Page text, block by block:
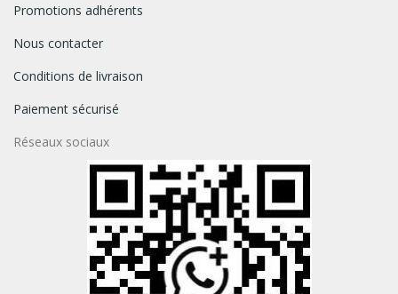
Promotions adhérents
Nous contacter
Conditions de livraison
Paiement sécurisé
Réseaux sociaux